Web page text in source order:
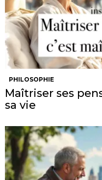
PHILOSOPHIE
Maîtriser ses
sa vie